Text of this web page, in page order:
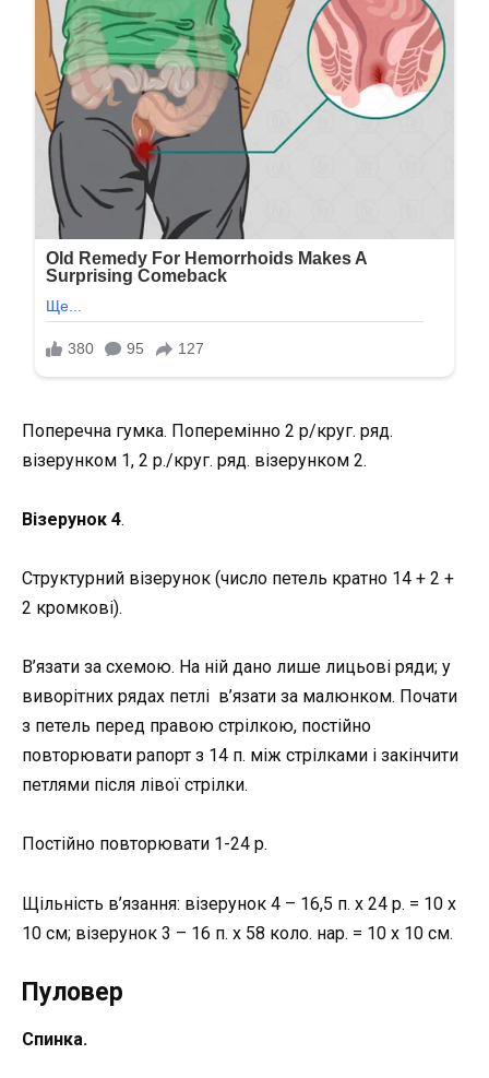
Поперечна гумка. Поперемінно 2 р/круг. ряд.
візерунком 1, 2 р./круг. ряд. візерунком 2.
Візерунок 4.
Структурний візерунок (число петель кратно 14 + 2 +
2 кромкові).
В’язати за схемою. На ній дано лише лицьові ряди; у
виворітних рядах петлі в’язати за малюнком. Почати
з петель перед правою стрілкою, постійно
повторювати рапорт з 14 п. між стрілками і закінчити
петлями після лівої стрілки.
Постійно повторювати 1-24 р.
Щільність в’язання: візерунок 4 – 16,5 п. х 24 р. = 10 х
10 см; візерунок 3 – 16 п. х 58 коло. нар. = 10 х 10 см.
Пуловер
Спинка.